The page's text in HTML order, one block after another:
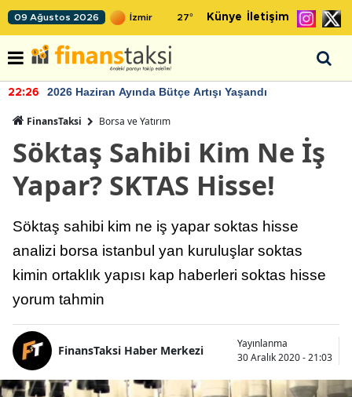
09 Ağustos 2026 27° Künye İletişim
22:26 2026 Haziran Ayında Bütçe Artışı Yaşandı
FinansTaksi Borsa ve Yatırım
Söktaş Sahibi Kim Ne İş
Yapar? SKTAS Hisse!
Söktaş sahibi kim ne iş yapar soktas hisse
analizi borsa istanbul yan kuruluşlar soktas
kimin ortaklık yapısı kap haberleri soktas hisse
yorum tahmin
FinansTaksi Haber Merkezi
Yayınlanma
30 Aralık 2020 - 21:03